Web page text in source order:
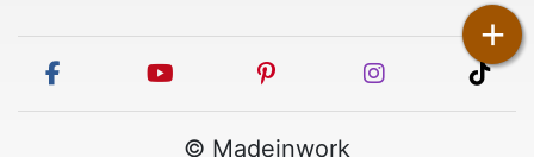
+
facebook youtube pinterest instagram
© Madeinwork